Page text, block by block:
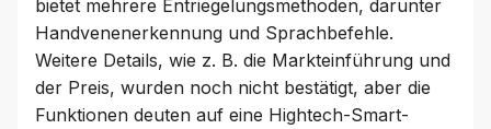
bietet mehrere Entriegelungsmethoden, darunter
Handvenenerkennung und Sprachbefehle.
Weitere Details, wie z. B. die Markteinführung und
der Preis, wurden noch nicht bestätigt, aber die
Funktionen deuten auf eine Hightech-Smart-